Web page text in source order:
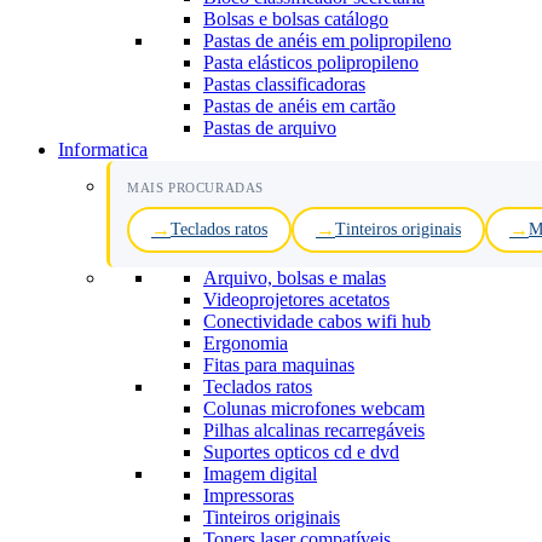
Bolsas e bolsas catálogo
Pastas de anéis em polipropileno
Pasta elásticos polipropileno
Pastas classificadoras
Pastas de anéis em cartão
Pastas de arquivo
Informatica
MAIS PROCURADAS
Teclados ratos Tinteiros originais
Arquivo, bolsas e malas
Videoprojetores acetatos
Conectividade cabos wifi hub
Ergonomia
Fitas para maquinas
Teclados ratos
Colunas microfones webcam
Pilhas alcalinas recarregáveis
Suportes opticos cd e dvd
Imagem digital
Impressoras
Tinteiros originais